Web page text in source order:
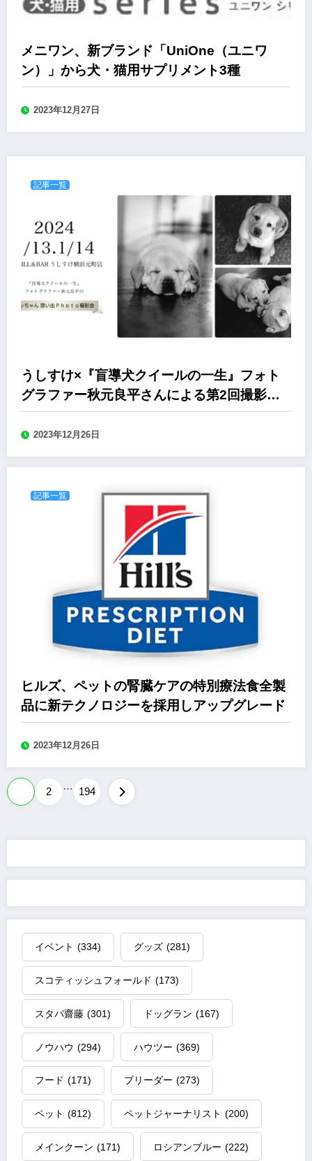
メニワン、新ブランド「UniOne（ユニワ
ン）」から犬・猫用サプリメント3種
2023年12月27日
記事一覧
うしすけ×『盲導犬クイールの一生』フォト
グラファー秋元良平さんによる第2回撮影会
イベント
2023年12月26日
記事一覧
ヒルズ、ペットの腎臓ケアの特別療法食全製
品に新テクノロジーを採用しアップグレード
2023年12月26日
投
ペ
ー
ジ
送
り
2 … 194
イベント (334) グッズ (281)
スコティッシュフォールド (173)
スタパ齋藤 (301) ドッグラン (167)
ノウハウ (294) ハウツー (369)
フード (171) ブリーダー (273)
ペット (812) ペットジャーナリスト (200)
メインクーン (171) ロシアンブルー (222)